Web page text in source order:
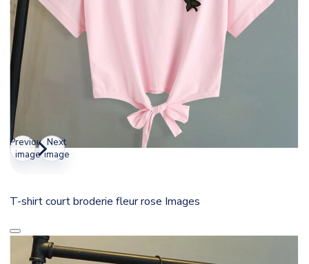
Previous
image
Next
image
T-shirt court broderie fleur rose Images